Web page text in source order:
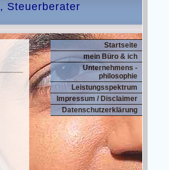
, Steuerberater
Startseite
mein Büro & ich
Unternehmens -
philosophie
Leistungsspektrum
Impressum / Disclaimer
Datenschutzerklärung